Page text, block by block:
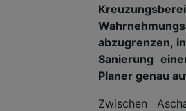
abzugrenzen,
Sanierung
Planer genau
Zwischen